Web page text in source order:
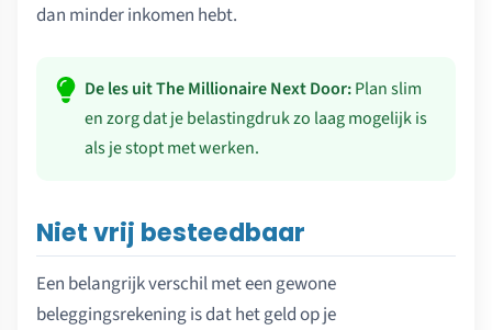
dan minder inkomen hebt.
De les uit The Millionaire Next Door:Plan slim
en zorg dat je belastingdruk zo laag mogelijk is
als je stopt met werken.
Niet vrij besteedbaar
Een belangrijk verschil met een gewone
beleggingsrekening is dat het geld op je